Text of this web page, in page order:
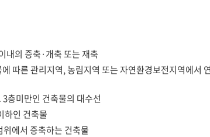
내의 증축·개축 또는 재축
따른 관리지역, 농림지역 또는 자연환경보전지역에
층미만인 건축물의 대수선
하인 건축물
에서 증축하는 건축물